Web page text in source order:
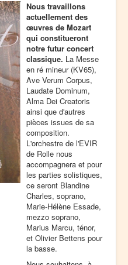
Nous travaillons
actuellement des
œuvres de Mozart
qui constitueront
notre futur concert
classique. La Messe
en ré mineur (KV65),
Ave Verum Corpus,
Laudate Dominum,
Alma Dei Creatoris
ainsi que d'autres
pièces issues de sa
composition.
L'orchestre de l'EVIR
de Rolle nous
accompagnera et pour
les parties solistiques,
ce seront Blandine
Charles, soprano,
Marie-Hélène Essade,
mezzo soprano,
Marius Marcu, ténor,
et Olivier Bettens pour
la basse.